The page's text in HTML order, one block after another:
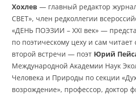
Хохлев — главный редактор
СВЕТ», член редколлегии
«ДЕНЬ ПОЭЗИИ – ХХI век» —
по поэтическому цеху и сам читает
второй встречи — поэт Юрий
Международной Академии Наук
Человека и Природы по секции
возрождение», профессор, доктор